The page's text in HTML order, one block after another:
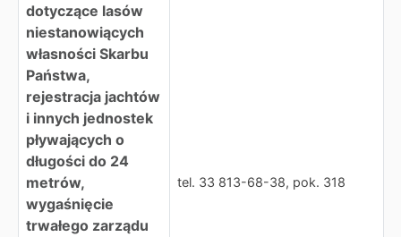
dotyczące lasów
niestanowiących
własności Skarbu
Państwa,
rejestracja jachtów
i innych jednostek
pływających o
długości do 24
metrów,
wygaśnięcie
trwałego zarządu
tel. 33 813-68-38, pok. 318